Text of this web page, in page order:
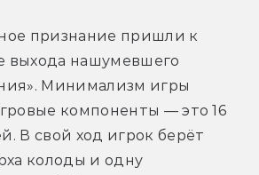
признание пришли к
выхода нашумевшего
Минимализм игры
компоненты — это 16
В свой ход игрок берёт
колоды и одну